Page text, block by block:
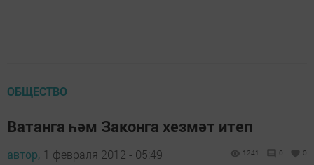
ОБЩЕСТВО
Ватанга һәм Законга хезмәт итеп
автор, 1 февраля 2012 - 05:49 1241 0 0